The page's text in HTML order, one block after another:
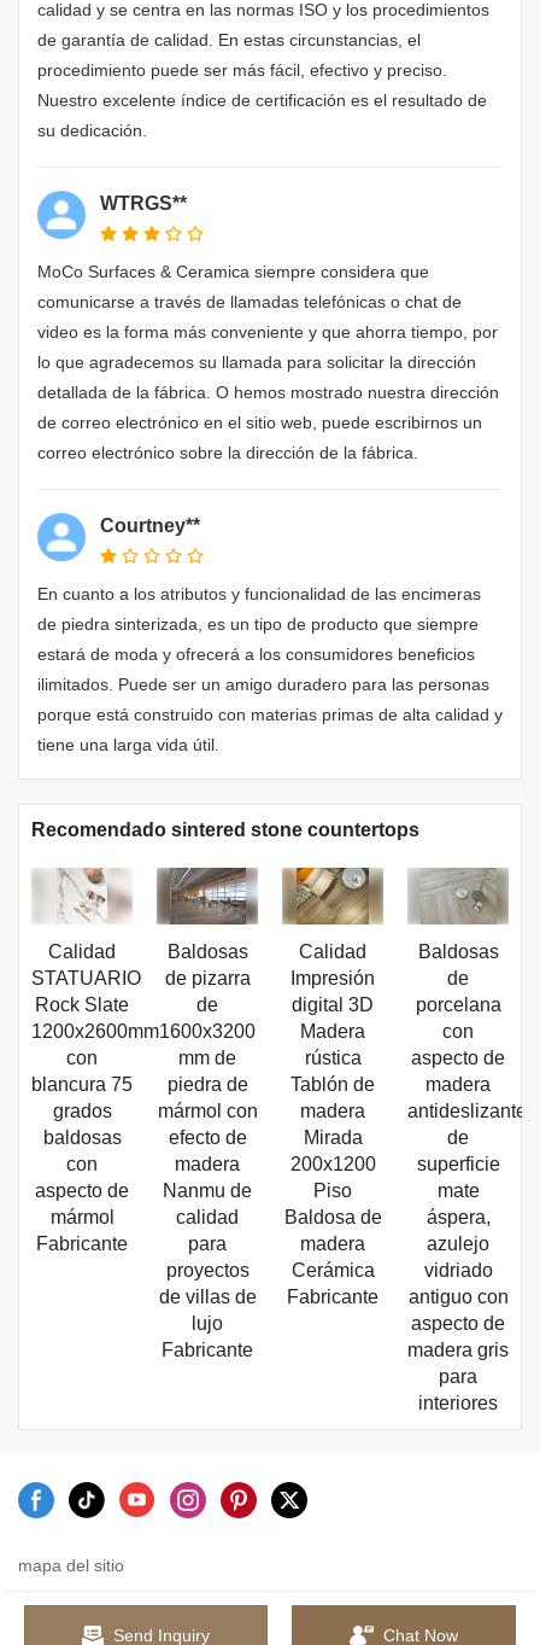
calidad y se centra en las normas ISO y los procedimientos
de garantía de calidad. En estas circunstancias, el
procedimiento puede ser más fácil, efectivo y preciso.
Nuestro excelente índice de certificación es el resultado de
su dedicación.
WTRGS**
MoCo Surfaces & Ceramica siempre considera que
comunicarse a través de llamadas telefónicas o chat de
video es la forma más conveniente y que ahorra tiempo, por
lo que agradecemos su llamada para solicitar la dirección
detallada de la fábrica. O hemos mostrado nuestra dirección
de correo electrónico en el sitio web, puede escribirnos un
correo electrónico sobre la dirección de la fábrica.
Courtney**
En cuanto a los atributos y funcionalidad de las encimeras
de piedra sinterizada, es un tipo de producto que siempre
estará de moda y ofrecerá a los consumidores beneficios
ilimitados. Puede ser un amigo duradero para las personas
porque está construido con materias primas de alta calidad y
tiene una larga vida útil.
Recomendado sintered stone countertops
Calidad
STATUARIO
Rock Slate
1200x2600mm
con
blancura 75
grados
baldosas
con
aspecto de
mármol
Fabricante
Baldosas
de pizarra
de
1600x3200
mm de
piedra de
mármol con
efecto de
madera
Nanmu de
calidad
para
proyectos
de villas de
lujo
Fabricante
Calidad
Impresión
digital 3D
Madera
rústica
Tablón de
madera
Mirada
200x1200
Piso
Baldosa de
madera
Cerámica
Fabricante
Baldosas
de
porcelana
con
aspecto de
madera
antideslizante
de
superficie
mate
áspera,
azulejo
vidriado
antiguo con
aspecto de
madera gris
para
interiores
mapa del sitio
Send Inquiry Chat Now